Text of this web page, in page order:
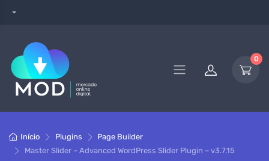
0
Início Plugins
Page Builder
Master Slider – Advanced WordPress Slider Plugin – v3.7.15